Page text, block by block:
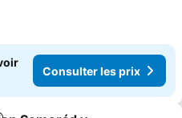
Consulter les prix